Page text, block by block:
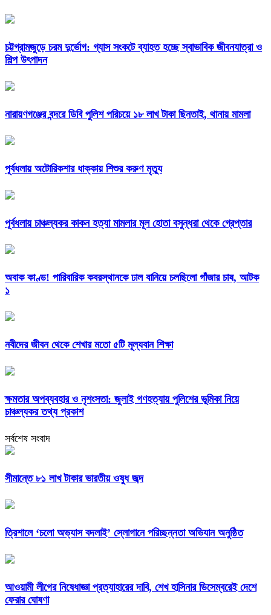
চট্টগ্রামজুড়ে চরম দুর্ভোগ: গ্যাস সংকটে ব্যাহত হচ্ছে স্বাভাবিক জীবনযাত্রা ও
শিল্প উৎপাদন
নারায়ণগঞ্জের বন্দরে ডিবি পুলিশ পরিচয়ে ১৮ লাখ টাকা ছিনতাই, থানায় মামলা
পূর্বধলায় অটোরিকশার ধাক্কায় শিশুর করুণ মৃত্যু
পূর্বধলায় চাঞ্চল্যকর কাকন হত্যা মামলার মূল হোতা বসুন্ধরা থেকে গ্রেপ্তার
অবাক কাণ্ড! পারিবারিক কবরস্থানকে ঢাল বানিয়ে চলছিলো গাঁজার চাষ, আটক
১
নবীদের জীবন থেকে শেখার মতো ৫টি মূল্যবান শিক্ষা
ক্ষমতার অপব্যবহার ও নৃশংসতা: জুলাই গণহত্যায় পুলিশের ভূমিকা নিয়ে
চাঞ্চল্যকর তথ্য প্রকাশ
সর্বশেষ সংবাদ
সীমান্তে ৮১ লাখ টাকার ভারতীয় ওষুধ জব্দ
‎ত্রিশালে ‘চলো অভ্যাস বদলাই’ স্লোগানে পরিচ্ছন্নতা অভিযান অনুষ্ঠিত
আওয়ামী লীগের নিষেধাজ্ঞা প্রত্যাহারের দাবি, শেখ হাসিনার ডিসেম্বরেই দেশে
ফেরার ঘোষণা